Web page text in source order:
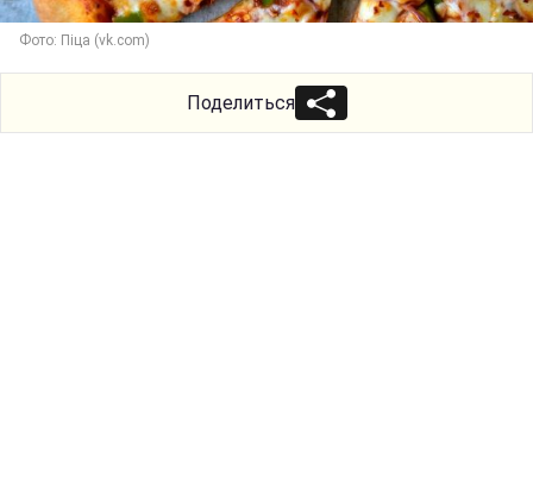
Фото: Піца (vk.com)
Поделиться